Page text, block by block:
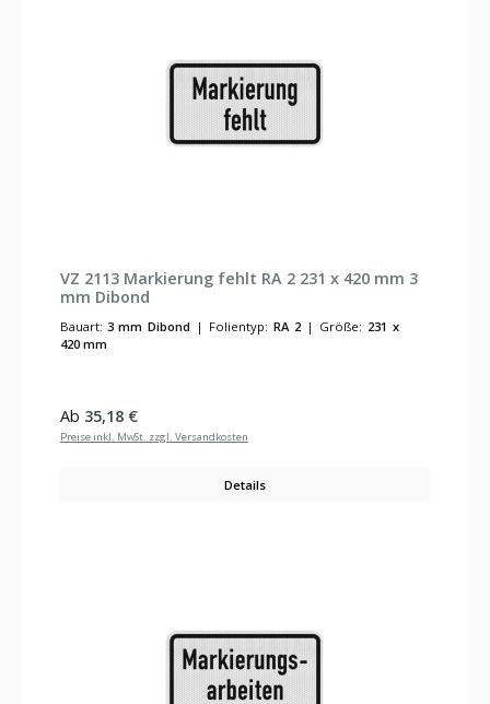
VZ 2113 Markierung fehlt RA 2 231 x 420 mm 3
mm Dibond
Bauart: 3 mm Dibond | Folientyp: RA 2 | Größe: 231 x
420 mm
Regulärer Preis:
Ab 35,18 €
Preise inkl. MwSt. zzgl. Versandkosten
Details